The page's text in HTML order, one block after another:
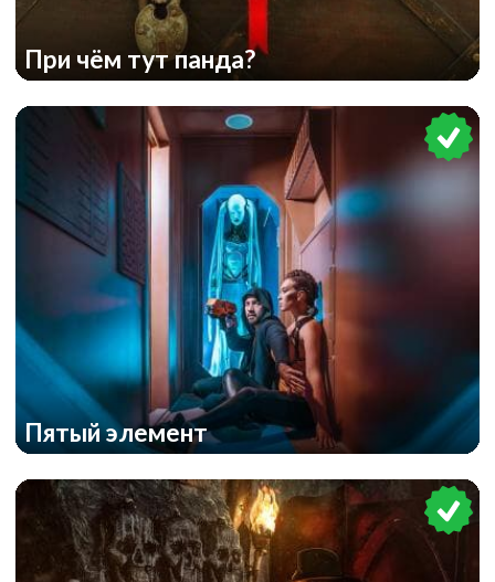
При чём тут панда?
Пятый элемент